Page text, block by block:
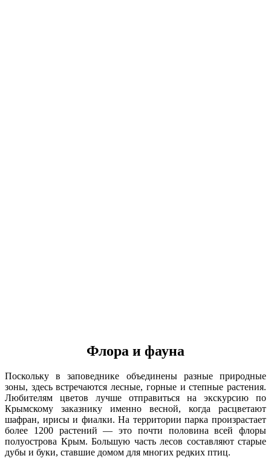
Флора и фауна
Поскольку в заповеднике объединены разные природные
зоны, здесь встречаются лесные, горные и степные растения.
Любителям цветов лучше отправиться на экскурсию по
Крымскому заказнику именно весной, когда расцветают
шафран, ирисы и фиалки. На территории парка произрастает
более 1200 растений — это почти половина всей флоры
полуострова Крым. Большую часть лесов составляют старые
дубы и буки, ставшие домом для многих редких птиц.